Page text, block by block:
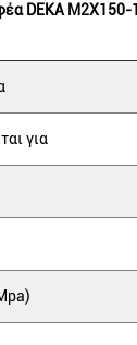
DEKA
για